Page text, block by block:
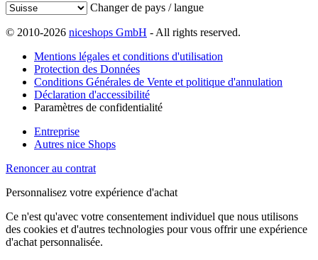
Changer de pays / langue
© 2010-2026 niceshops GmbH - All rights reserved.
Mentions légales et conditions d'utilisation
Protection des Données
Conditions Générales de Vente et politique d'annulation
Déclaration d'accessibilité
Paramètres de confidentialité
Entreprise
Autres nice Shops
Renoncer au contrat
Personnalisez votre expérience d'achat
Ce n'est qu'avec votre consentement individuel que nous utilisons
des cookies et d'autres technologies pour vous offrir une expérience
d'achat personnalisée.